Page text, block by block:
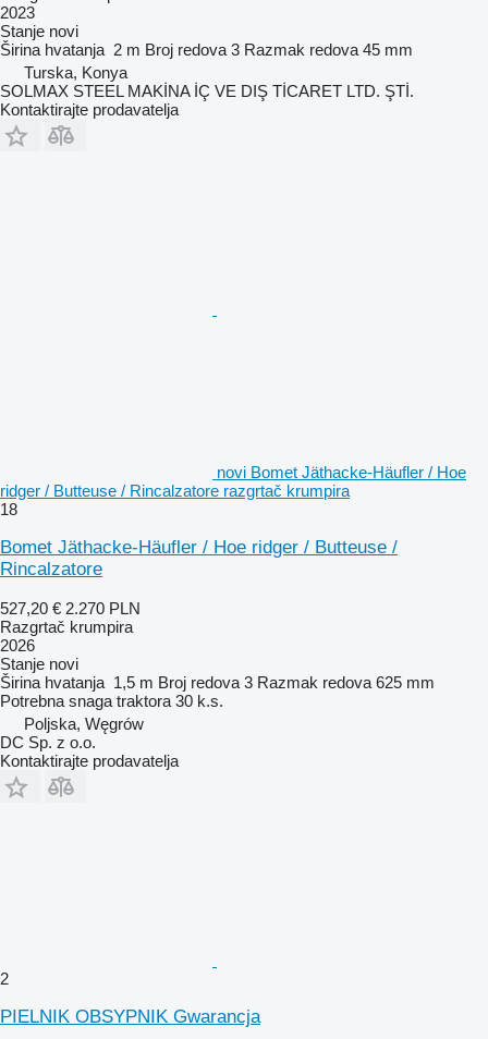
2023
Stanje novi
Širina hvatanja 2 m Broj redova 3 Razmak redova 45 mm
Turska, Konya
SOLMAX STEEL MAKİNA İÇ VE DIŞ TİCARET LTD. ŞTİ.
Kontaktirajte prodavatelja
novi Bomet Jäthacke-Häufler / Hoe
ridger / Butteuse / Rincalzatore razgrtač krumpira
18
Bomet Jäthacke-Häufler / Hoe ridger / Butteuse /
Rincalzatore
527,20 € 2.270 PLN
Razgrtač krumpira
2026
Stanje novi
Širina hvatanja 1,5 m Broj redova 3 Razmak redova 625 mm
Potrebna snaga traktora 30 k.s.
Poljska, Węgrów
DC Sp. z o.o.
Kontaktirajte prodavatelja
2
PIELNIK OBSYPNIK Gwarancja